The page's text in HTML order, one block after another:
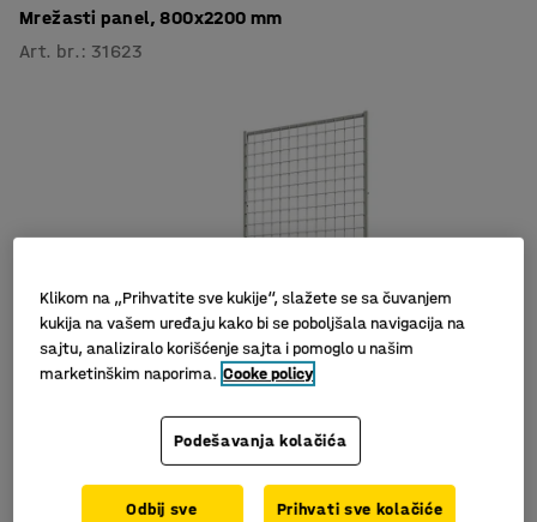
Mrežasti panel, 800x2200 mm
Art. br. : 31623
Klikom na „Prihvatite sve kukije“, slažete se sa čuvanjem
kukija na vašem uređaju kako bi se poboljšala navigacija na
sajtu, analiziralo korišćenje sajta i pomoglo u našim
marketinškim naporima. Cooke policy
Podešavanja kolačića
Odbij sve Prihvati sve kolačiće